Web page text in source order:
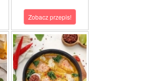
Zobacz przepis!